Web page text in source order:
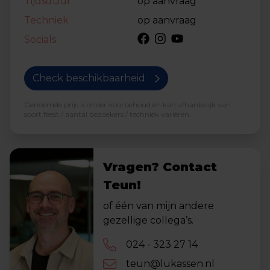
Techniek
op aanvraag
Socials
Check beschikbaarheid
Genoemde prijs is onder voorbehoud en kan afhankelijk van
soort feest / aantal bezoekers / techniek variëren.
Vragen? Contact
Teun!
of één van mijn andere
gezellige collega’s.
024 - 323 27 14
teun@lukassen.nl